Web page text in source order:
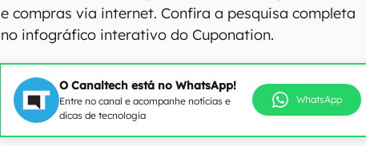
e compras via internet. Confira a pesquisa completa
no infográfico interativo do Cuponation.
O Canaltech está no WhatsApp!
Entre no canal e acompanhe notícias e
dicas de tecnologia
WhatsApp